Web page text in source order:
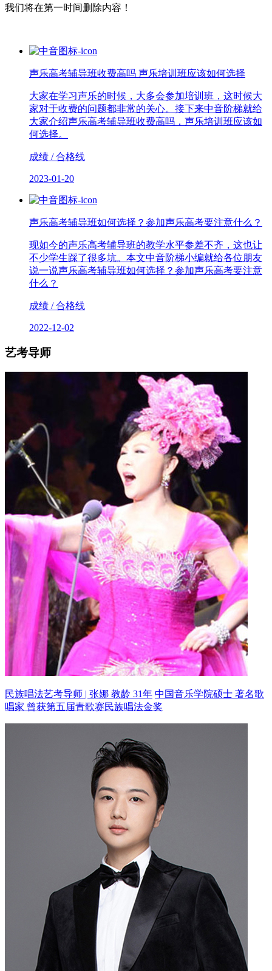
我们将在第一时间删除内容！
声乐高考辅导班收费高吗 声乐培训班应该如何选择
大家在学习声乐的时候，大多会参加培训班，这时候大
家对于收费的问题都非常的关心。接下来中音阶梯就给
大家介绍声乐高考辅导班收费高吗，声乐培训班应该如
何选择。
成绩 / 合格线
2023-01-20
声乐高考辅导班如何选择？参加声乐高考要注意什么？
现如今的声乐高考辅导班的教学水平参差不齐，这也让
不少学生踩了很多坑。本文中音阶梯小编就给各位朋友
说一说声乐高考辅导班如何选择？参加声乐高考要注意
什么？
成绩 / 合格线
2022-12-02
艺考导师
民族唱法艺考导师 | 张娜 教龄 31年 中国音乐学院硕士 著名歌
唱家 曾获第五届青歌赛民族唱法金奖